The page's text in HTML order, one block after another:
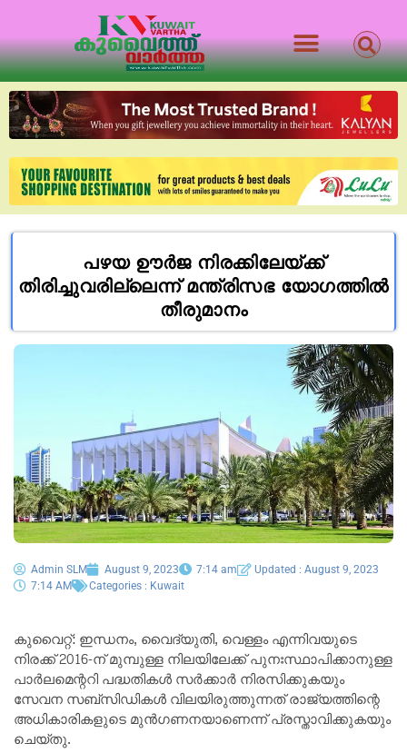
പഴയ ഊർജ നിരക്കിലേയ്ക്ക്
തിരിച്ചുവരില്ലെന്ന് മന്ത്രിസഭ യോഗത്തിൽ
തീരുമാനം
Admin SLM August 9, 2023 7:14 am
Updated : August 9, 2023
7:14 AM
Categories : Kuwait
കുവൈറ്റ്: ഇന്ധനം, വൈദ്യുതി, വെള്ളം എന്നിവയുടെ
നിരക്ക് 2016-ന് മുമ്പുള്ള നിലയിലേക്ക് പുനഃസ്ഥാപിക്കാനുള്ള
പാർലമെന്ററി പദ്ധതികൾ സർക്കാർ നിരസിക്കുകയും
സേവന സബ്‌സിഡികൾ വിലയിരുത്തുന്നത് രാജ്യത്തിന്റെ
അധികാരികളുടെ മുൻ‌ഗണനയാണെന്ന് പ്രസ്താവിക്കുകയും
ചെയ്തു.